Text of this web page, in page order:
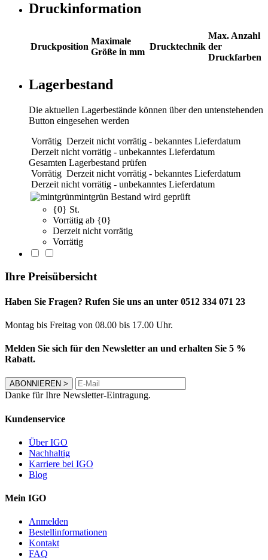
Druckinformation
Druckposition
Maximale
Größe in mm
Drucktechnik
Max. Anzahl
der
Druckfarben
Lagerbestand
Die aktuellen Lagerbestände können über den untenstehenden
Button eingesehen werden
Vorrätig Derzeit nicht vorrätig - bekanntes Lieferdatum
Derzeit nicht vorrätig - unbekanntes Lieferdatum
Gesamten Lagerbestand prüfen
Vorrätig Derzeit nicht vorrätig - bekanntes Lieferdatum
Derzeit nicht vorrätig - unbekanntes Lieferdatum
mintgrün Bestand wird geprüft
{0} St.
Vorrätig ab {0}
Derzeit nicht vorrätig
Vorrätig
Ihre Preisübersicht
Haben Sie Fragen? Rufen Sie uns an unter 0512 334 071 23
Montag bis Freitag von 08.00 bis 17.00 Uhr.
Melden Sie sich für den Newsletter an und erhalten Sie 5 %
Rabatt.
ABONNIEREN >
Danke für Ihre Newsletter-Eintragung.
Kundenservice
Über IGO
Nachhaltig
Karriere bei IGO
Blog
Mein IGO
Anmelden
Bestellinformationen
Kontakt
FAQ